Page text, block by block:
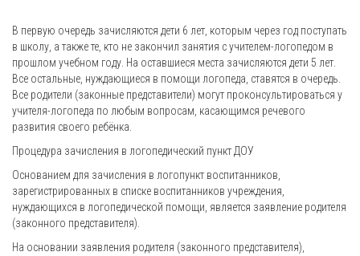
В первую очередь зачисляются дети 6 лет, которым через год поступать
в школу, а также те, кто не закончил занятия с учителем-логопедом в
прошлом учебном году. На оставшиеся места зачисляются дети 5 лет.
Все остальные, нуждающиеся в помощи логопеда, ставятся в очередь.
Все родители (законные представители) могут проконсультироваться у
учителя-логопеда по любым вопросам, касающимся речевого
развития своего ребёнка.
Процедура зачисления в логопедический пункт ДОУ
Основанием для зачисления в логопункт воспитанников,
зарегистрированных в списке воспитанников учреждения,
нуждающихся в логопедической помощи, является заявление родителя
(законного представителя).
На основании заявления родителя (законного представителя),